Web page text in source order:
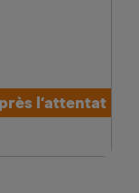
l’attentat